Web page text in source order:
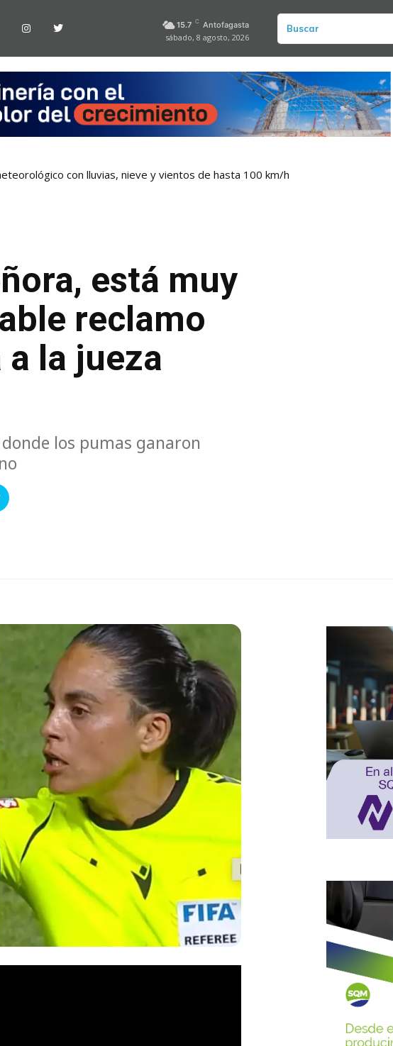
15.7 C Antofagasta
sábado, 8 agosto, 2026
Buscar
con lluvias, nieve y vientos de hasta 100 km/h
está muy
reclamo
la jueza
los pumas ganaron